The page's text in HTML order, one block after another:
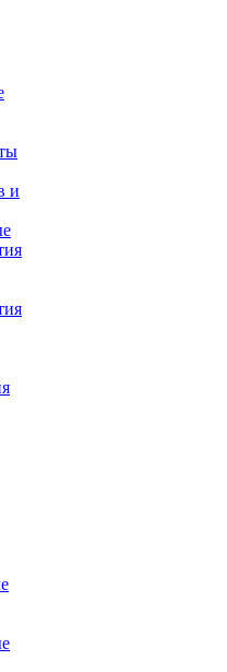
и